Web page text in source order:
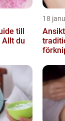
till
Allt du
18